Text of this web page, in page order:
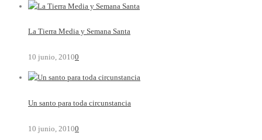
La Tierra Media y Semana Santa
10 junio, 20100
Un santo para toda circunstancia
10 junio, 20100